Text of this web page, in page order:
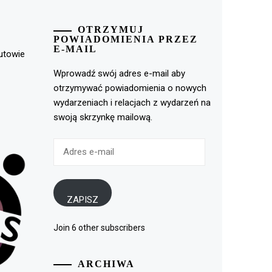
OTRZYMUJ
POWIADOMIENIA PRZEZ
E-MAIL
Wprowadź swój adres e-mail aby
otrzymywać powiadomienia o nowych
wydarzeniach i relacjach z wydarzeń na
swoją skrzynkę mailową.
ZAPISZ
Join 6 other subscribers
ARCHIWA